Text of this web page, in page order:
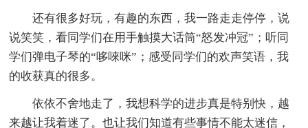
还有很多好玩，有趣的东西，我一路走走停停，说
说笑笑，看同学们在用手触摸大话筒“怒发冲冠”；听同
学们弹电子琴的“哆唻咪”；感受同学们的欢声笑语，我
的收获真的很多。
依依不舍地走了，我想科学的进步真是特别快，越
来越让我着迷了。也让我们知道有些事情不能太迷信，